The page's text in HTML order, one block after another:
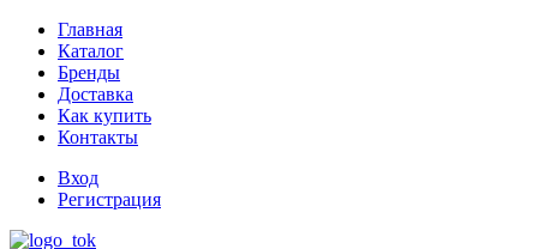
Главная
Каталог
Бренды
Доставка
Как купить
Контакты
Вход
Регистрация